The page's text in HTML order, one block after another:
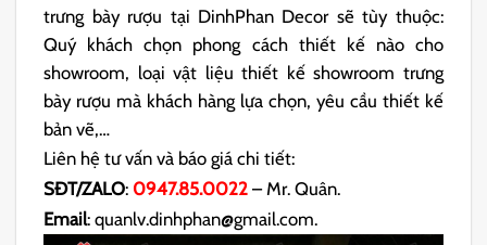
trưng bày rượu tại DinhPhan Decor sẽ tùy thuộc:
Quý khách chọn phong cách thiết kế nào cho
showroom, loại vật liệu thiết kế showroom trưng
bày rượu mà khách hàng lựa chọn, yêu cầu thiết kế
bản vẽ,…
Liên hệ tư vấn và báo giá chi tiết:
SĐT/ZALO: 0947.85.0022 – Mr. Quân.
Email: quanlv.dinhphan@gmail.com.